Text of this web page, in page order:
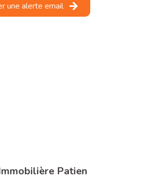
une alerte email
Patien